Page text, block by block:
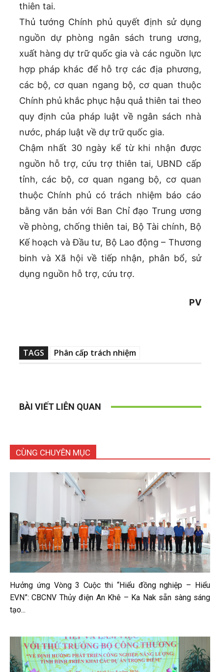
thiên tai.
Thủ tướng Chính phủ quyết định sử dụng
nguồn dự phòng ngân sách trung ương,
xuất hàng dự trữ quốc gia và các nguồn lực
hợp pháp khác để hỗ trợ các địa phương,
các bộ, cơ quan ngang bộ, cơ quan thuộc
Chính phủ khắc phục hậu quả thiên tai theo
quy định của pháp luật về ngân sách nhà
nước, pháp luật về dự trữ quốc gia.
Chậm nhất 30 ngày kể từ khi nhận được
nguồn hỗ trợ, cứu trợ thiên tai, UBND cấp
tỉnh, các bộ, cơ quan ngang bộ, cơ quan
thuộc Chính phủ có trách nhiệm báo cáo
bằng văn bản với Ban Chỉ đạo Trung ương
về phòng, chống thiên tai, Bộ Tài chính, Bộ
Kế hoạch và Đầu tư, Bộ Lao động – Thương
binh và Xã hội về tiếp nhận, phân bổ, sử
dụng nguồn hỗ trợ, cứu trợ.
PV
TAGS Phân cấp trách nhiệm
BÀI VIẾT LIÊN QUAN
CÙNG CHUYÊN MỤC
Hưởng ứng Vòng 3 Cuộc thi “Hiểu đồng nghiệp – Hiểu
EVN”: CBCNV Thủy điện An Khê – Ka Nak sẵn sàng sáng
tạo...